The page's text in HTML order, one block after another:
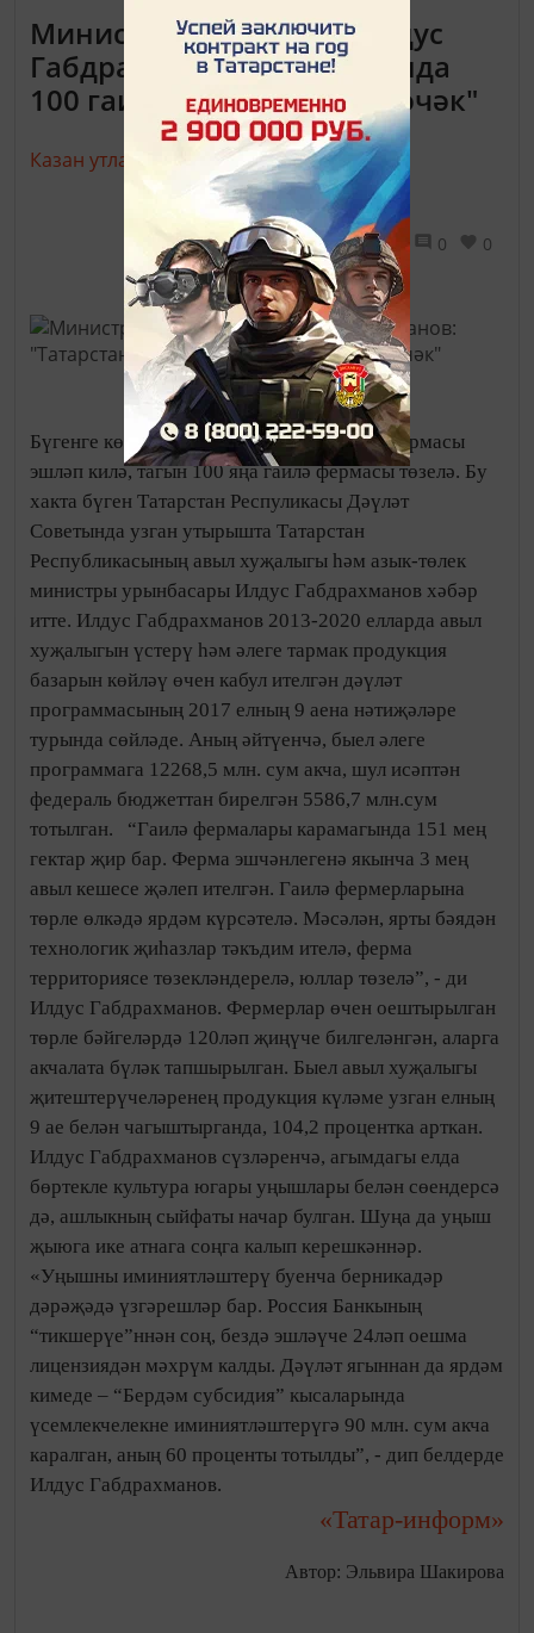
Министр урынбасары Илдус
Габдрахманов: "Татарстанда
100 гаилә фермасы төзеләчәк"
Казан утлары, 15 ноябрь 2017 - 08:30
627 0 0
Бүгенге көндә республикада 1205 гаилә фермасы
эшләп килә, тагын 100 яңа гаилә фермасы төзелә. Бу
хакта бүген Татарстан Респуликасы Дәүләт
Советында узган утырышта Татарстан
Республикасының авыл хуҗалыгы һәм азык-төлек
министры урынбасары Илдус Габдрахманов хәбәр
итте. Илдус Габдрахманов 2013-2020 елларда авыл
хуҗалыгын үстерү һәм әлеге тармак продукция
базарын көйләү өчен кабул ителгән дәүләт
программасының 2017 елның 9 аена нәтиҗәләре
турында сөйләде. Аның әйтүенчә, быел әлеге
программага 12268,5 млн. сум акча, шул исәптән
федераль бюджеттан бирелгән 5586,7 млн.сум
тотылган. “Гаилә фермалары карамагында 151 мең
гектар җир бар. Ферма эшчәнлегенә якынча 3 мең
авыл кешесе җәлеп ителгән. Гаилә фермерларына
төрле өлкәдә ярдәм күрсәтелә. Мәсәлән, ярты бәядән
технологик җиһазлар тәкъдим ителә, ферма
территориясе төзекләндерелә, юллар төзелә”, - ди
Илдус Габдрахманов. Фермерлар өчен оештырылган
төрле бәйгеләрдә 120ләп җиңүче билгеләнгән, аларга
акчалата бүләк тапшырылган. Быел авыл хуҗалыгы
җитештерүчеләренең продукция күләме узган елның
9 ае белән чагыштырганда, 104,2 процентка арткан.
Илдус Габдрахманов сүзләренчә, агымдагы елда
бөртекле культура югары уңышлары белән сөендерсә
дә, ашлыкның сыйфаты начар булган. Шуңа да уңыш
җыюга ике атнага соңга калып керешкәннәр.
«Уңышны иминиятләштерү буенча берникадәр
дәрәҗәдә үзгәрешләр бар. Россия Банкының
“тикшерүе”ннән соң, бездә эшләүче 24ләп оешма
лицензиядән мәхрүм калды. Дәүләт ягыннан да ярдәм
кимеде – “Бердәм субсидия” кысаларында
үсемлекчелекне иминиятләштерүгә 90 млн. сум акча
каралган, аның 60 проценты тотылды”, - дип белдерде
Илдус Габдрахманов.
«Татар-информ»
Автор: Эльвира Шакирова